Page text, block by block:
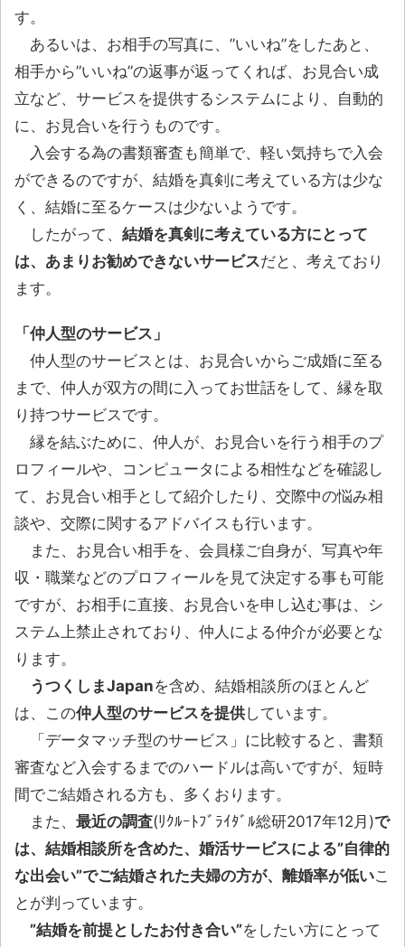
す。
あるいは、お相手の写真に、”いいね”をしたあと、
相手から”いいね”の返事が返ってくれば、お見合い成
立など、サービスを提供するシステムにより、自動的
に、お見合いを行うものです。
入会する為の書類審査も簡単で、軽い気持ちで入会
ができるのですが、結婚を真剣に考えている方は少な
く、結婚に至るケースは少ないようです。
したがって、 結婚を真剣に考えている方にとって
は、あまりお勧めできないサービスだと、考えており
ます。
「仲人型のサービス」
仲人型のサービスとは、お見合いからご成婚に至る
まで、仲人が双方の間に入ってお世話をして、縁を取
り持つサービスです。
縁を結ぶために、仲人が、お見合いを行う相手のプ
ロフィールや、コンピュータによる相性などを確認し
て、お見合い相手として紹介したり、交際中の悩み相
談や、交際に関するアドバイスも行います。
また、お見合い相手を、会員様ご自身が、写真や年
収・職業などのプロフィールを見て決定する事も可能
ですが、お相手に直接、お見合いを申し込む事は、シ
ステム上禁止されており、仲人による仲介が必要とな
ります。
うつくしまJapanを含め、結婚相談所のほとんど
は、この仲人型のサービスを提供しています。
「データマッチ型のサービス」に比較すると、書類
審査など入会するまでのハードルは高いですが、短時
間でご結婚される方も、多くおります。
また、 最近の調査(ﾘｸﾙｰﾄﾌﾞﾗｲﾀﾞﾙ総研2017年12月)で
は、結婚相談所を含めた、婚活サービスによる”自律的
な出会い”でご結婚された夫婦の方が、離婚率が低いこ
とが判っています。
”結婚を前提としたお付き合い”をしたい方にとって